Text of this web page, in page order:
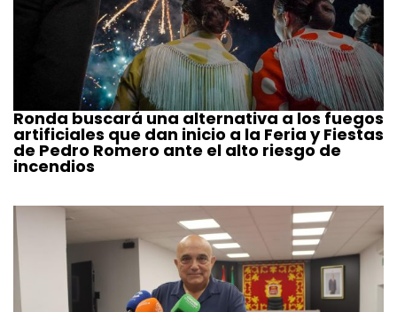
Ronda buscará una alternativa a los fuegos
artificiales que dan inicio a la Feria y Fiestas
de Pedro Romero ante el alto riesgo de
incendios